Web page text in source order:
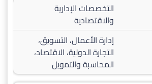
التخصصات الإدارية
والاقتصادية
إدارة الأعمال، التسويق،
التجارة الدولية، الاقتصاد،
المحاسبة والتمويل